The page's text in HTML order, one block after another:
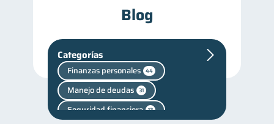
Blog
Categorías
Finanzas personales 44
Manejo de deudas 31
Seguridad financiera 13